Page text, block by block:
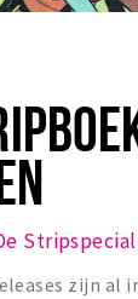
zijn al